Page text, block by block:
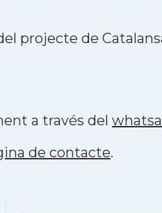
projecte de
a través del
de contacte.